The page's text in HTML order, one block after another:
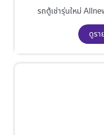
รถตู้เช่ารุ่นใหม่
ดูรา